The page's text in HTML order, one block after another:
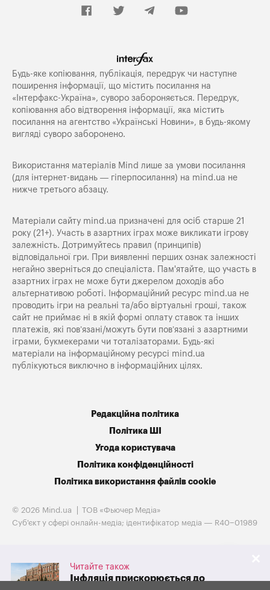
Читайте також
Інфляція прискорюється до
Будь-яке копiювання, публiкацiя, передрук чи наступне
поширення iнформацiї, що мiстить посилання на
«Iнтерфакс-Україна», суворо забороняється. Передрук,
копіювання або відтворення інформації, яка містить
посилання на агентство «Українські Новини», в будь-якому
вигляді суворо заборонено.
Використання матеріалів Mind лише за умови посилання
(для інтернет-видань — гіперпосилання) на mind.ua не
нижче третього абзацу.
Матеріали сайту mind.ua призначені для осіб старше 21
року (21+). Участь в азартних іграх може викликати ігрову
залежність. Дотримуйтесь правил (принципів)
відповідальної гри. При виявленні перших ознак залежності
негайно зверніться до спеціаліста. Пам'ятайте, що участь в
азартних іграх не може бути джерелом доходів або
альтернативою роботі. Інформаційний ресурс mind.ua не
проводить ігри на реальні та/або віртуальні гроші, також
сайт не приймає ні в якій формі оплату ставок та інших
платежів, які пов’язані/можуть бути пов’язані з азартними
іграми, букмекерами чи тоталізаторами. Будь-які
матеріали на інформаційному ресурсі mind.ua
публікуються виключно в інформаційних цілях.
Редакційна політика
Політика ШІ
Угода користувача
Політика конфіденційності
Політика використання файлів cookie
© 2026 Mind.ua
ТОВ «Фьючер Медiа»
Cуб'єкт у сфері онлайн-медіа; ідентифікатор медіа — R40−01989